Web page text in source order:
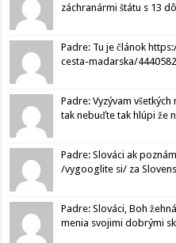
záchranármi štátu s 13
Padre: Tu je článok
cesta-madarska/
Padre: Vyzývam
tak nebuďte tak hlúpi že
Padre: Slováci ak
/vygooglite si/ za
Padre: Slováci, Boh
menia svojimi dobrými